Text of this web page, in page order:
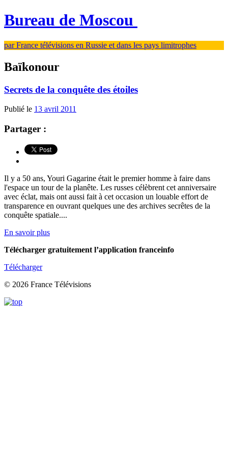
Bureau de Moscou
par France télévisions en Russie et dans les pays limitrophes
Baïkonour
Secrets de la conquête des étoiles
Publié le 13 avril 2011
Partager :
Il y a 50 ans, Youri Gagarine était le premier homme à faire dans
l'espace un tour de la planête. Les russes célèbrent cet anniversaire
avec éclat, mais ont aussi fait à cet occasion un louable effort de
transparence en ouvrant quelques une des archives secrêtes de la
conquête spatiale....
En savoir plus
Télécharger gratuitement l’application franceinfo
Télécharger
© 2026 France Télévisions